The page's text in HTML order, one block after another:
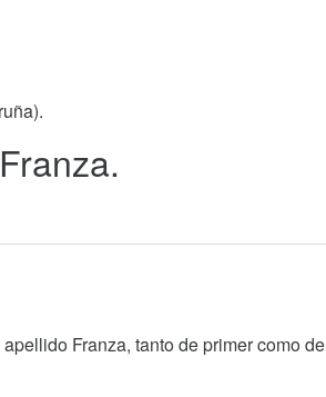
Franza, tanto de primer como de